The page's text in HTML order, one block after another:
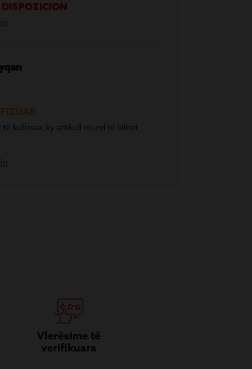
kufizuar, ky artikull mund të blihet
Vlerësime të
verifikuara